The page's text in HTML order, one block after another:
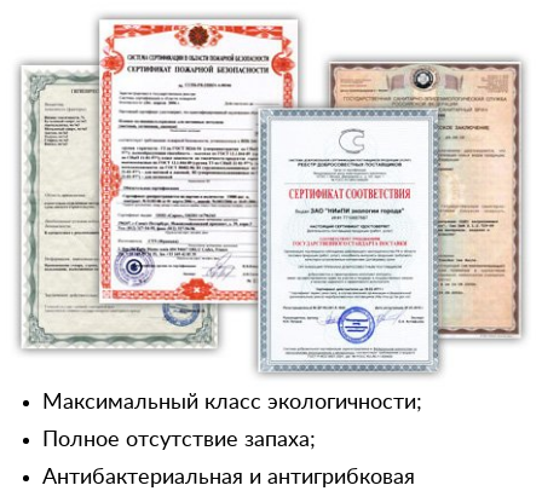
Максимальный класс экологичности;
Полное отсутствие запаха;
Антибактериальная и антигрибковая